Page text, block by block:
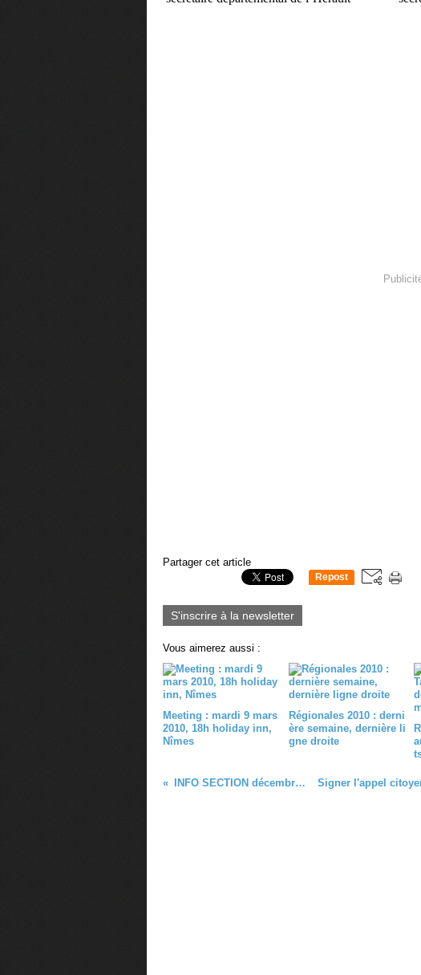
Partager cet article
Repost
S'inscrire à la newsletter
Vous aimerez aussi :
Meeting : mardi 9 mars
2010, 18h holiday inn,
Nîmes
Régionales 2010 : derni
ère semaine, dernière li
gne droite
INFO SECTION décembre 2009